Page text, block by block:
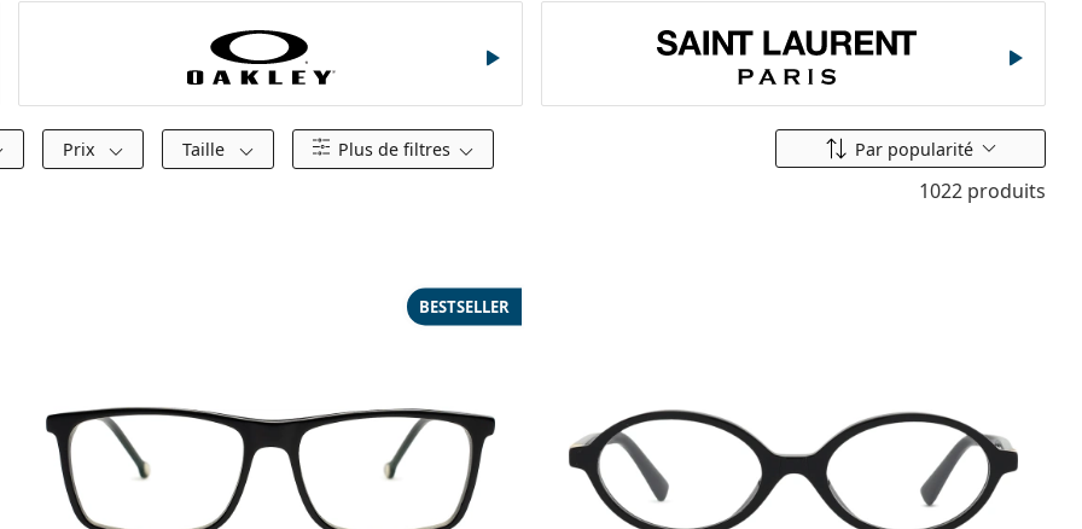
Prix Taille Plus de filtres Classer par
Par popularité
1022 produits
BESTSELLER